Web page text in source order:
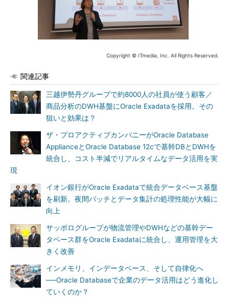
Copyright © ITmedia, Inc. All Rights Reserved.
関連記事
三越伊勢丹グループで約8000人の社員が使う顧客／
商品分析のDWH基盤にOracle Exadataを採用。その
狙いと効果は？
ザ・プロアクティブカンパニーがOracle Database
ApplianceとOracle Database 12cで基幹DBとDWHを
統合し、コスト半減でリアルタイムなデータ活用を実
現
イオン銀行がOracle Exadataで統合データベース基盤
を刷新。夜間バッチとデータ集計の処理性能が大幅に
向上
サッポログループが物流管理やDWHなどの基幹デー
タベース群をOracle Exadataに統合し、運用管理を大
きく改善
インメモリ、インデータベース、そして自律化へ
──Oracle Databaseで企業のデータ活用はどう進化し
ていくのか？